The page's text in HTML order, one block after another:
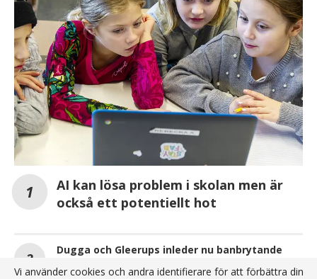
AI kan lösa problem i skolan men är
också ett potentiellt hot
Dugga och Gleerups inleder nu banbrytande
Vi använder cookies och andra identifierare för att förbättra din